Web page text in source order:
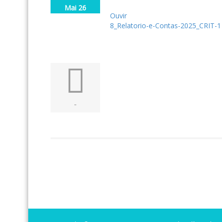
Mai 26
-
Ouvir
8_Relatorio-e-Contas-2025_CRIT-1